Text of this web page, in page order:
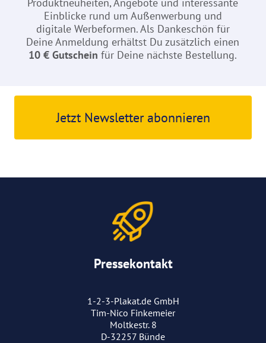
Einblicke rund um Außenwerbung und
digitale Werbeformen. Als Dankeschön für
Deine Anmeldung erhältst Du zusätzlich einen
10 € Gutschein für Deine nächste Bestellung.
Jetzt Newsletter abonnieren
Pressekontakt
1-2-3-Plakat.de GmbH
Tim-Nico Finkemeier
Moltkestr. 8
D-32257 Bünde